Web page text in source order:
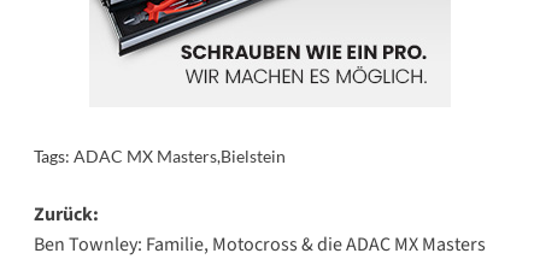
Tags: ADAC MX Masters,Bielstein
Beitragsnavigation
Zurück:
Ben Townley: Familie, Motocross & die ADAC MX Masters